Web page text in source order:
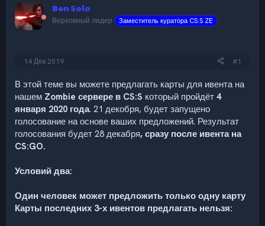
е
м
ы
ч
Ben Solo
Верховный лидер Заместитель куратора CS:S ZE
14 Дек 2019 #1
В этой теме вы можете предлагать карты для ивента на
нашем Zombie сервере в CS:S который пройдёт 4
января 2020 года. 21 декобря, будет запущено
голосование на основе ваших предложений. Результат
голосования будет 28 декабря, сразу после ивента на
CS:GO.
Условий два:
Один человек может предложить только одну карту
Карты последних 3-х ивентов предлагать нельзя: